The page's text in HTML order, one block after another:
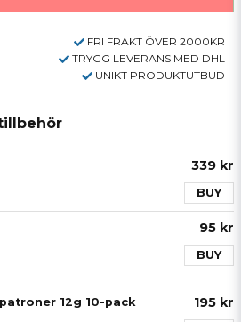
FRI FRAKT ÖVER 2000KR
TRYGG LEVERANS MED DHL
UNIKT PRODUKTUTBUD
339 kr
BUY
95 kr
BUY
12g 10-pack 195 kr